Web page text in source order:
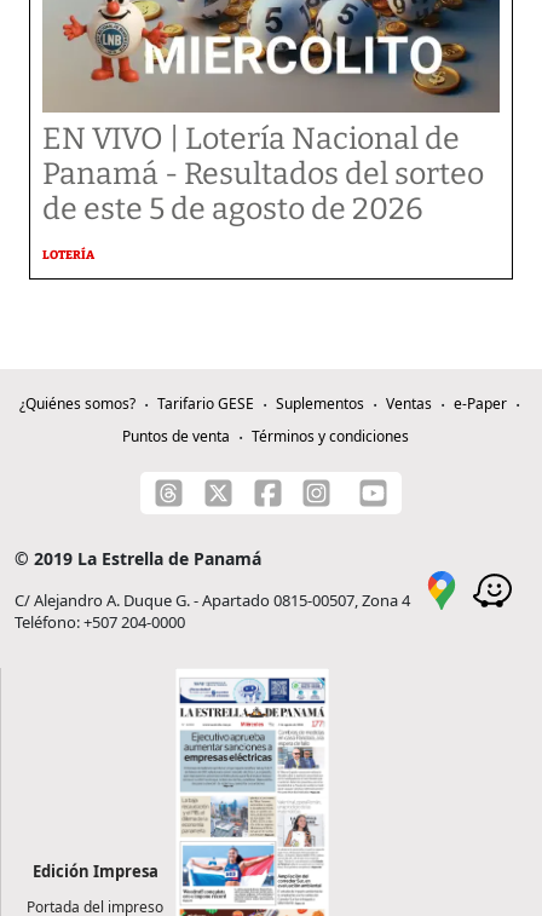
EN VIVO | Lotería Nacional de
Panamá - Resultados del sorteo
de este 5 de agosto de 2026
LOTERÍA
¿Quiénes somos? Tarifario GESE Suplementos Ventas
e-Paper
Puntos de venta
Términos y condiciones
© 2019 La Estrella de Panamá
C/ Alejandro A. Duque G. - Apartado 0815-00507, Zona 4
Teléfono: +507 204-0000
Edición Impresa
Portada del impreso